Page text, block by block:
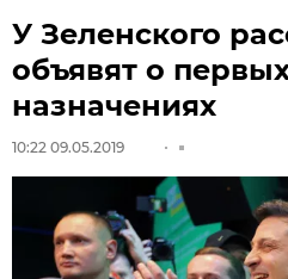
У Зеленского
объявят о
назначениях
10:22 09.05.2019